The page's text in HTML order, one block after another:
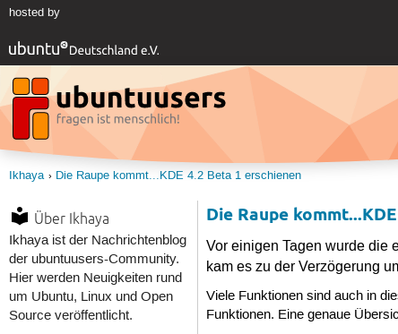
hosted by
Ikhaya Die Raupe kommt...KDE 4.2 Beta 1 erschienen
Über Ikhaya
Ikhaya ist der Nachrichtenblog
der ubuntuusers-Community.
Hier werden Neuigkeiten rund
um Ubuntu, Linux und Open
Source veröffentlicht.
Die Raupe
Vor einigen Tagen wurde die
kam es zu der Verzögerung
Viele Funktionen sind auch in
Funktionen. Eine genaue